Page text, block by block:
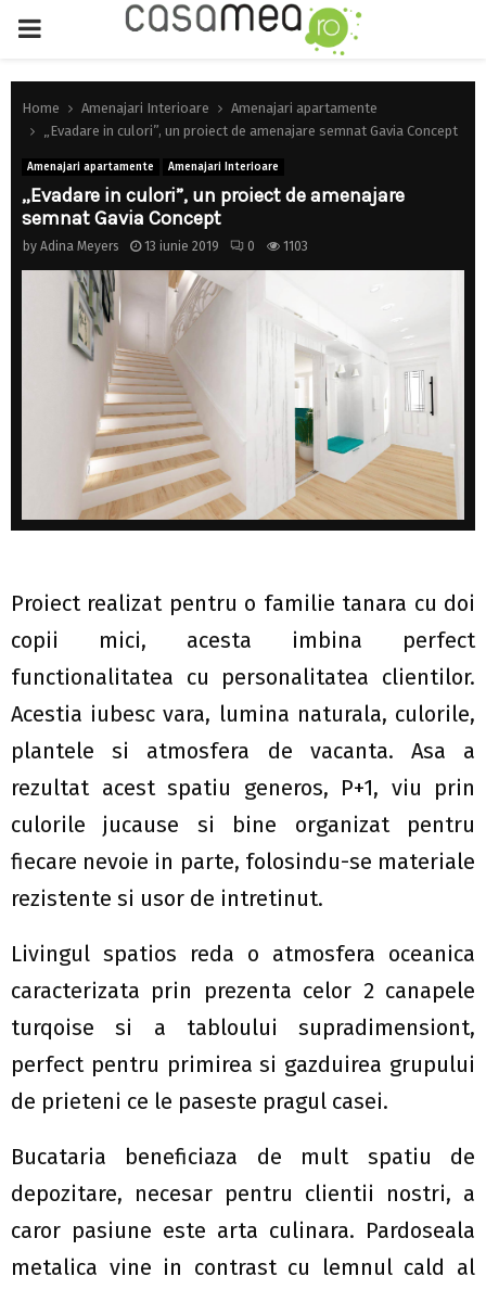
PRIMARY
MENU
Home Amenajari Interioare
Amenajari apartamente
„Evadare in culori”, un proiect de amenajare semnat Gavia Concept
Amenajari apartamente Amenajari Interioare
„Evadare in culori”, un proiect de amenajare
semnat Gavia Concept
by Adina Meyers 13 iunie 2019 0 1103
Proiect realizat pentru o familie tanara cu doi
copii mici, acesta imbina perfect
functionalitatea cu personalitatea clientilor.
Acestia iubesc vara, lumina naturala, culorile,
plantele si atmosfera de vacanta. Asa a
rezultat acest spatiu generos, P+1, viu prin
culorile jucause si bine organizat pentru
fiecare nevoie in parte, folosindu-se materiale
rezistente si usor de intretinut.
Livingul spatios reda o atmosfera oceanica
caracterizata prin prezenta celor 2 canapele
turqoise si a tabloului supradimensiont,
perfect pentru primirea si gazduirea grupului
de prieteni ce le paseste pragul casei.
Bucataria beneficiaza de mult spatiu de
depozitare, necesar pentru clientii nostri, a
caror pasiune este arta culinara. Pardoseala
metalica vine in contrast cu lemnul cald al